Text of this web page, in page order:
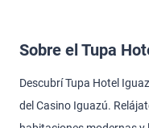
Sobre el Tupa
Descubrí Tupa Hotel
del Casino Iguazú.